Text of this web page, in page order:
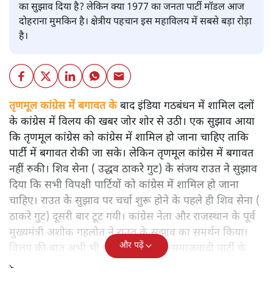
का सुझाव दिया है? लेकिन क्या 1977 का जनता पार्टी मॉडल आज
दोहराना मुमकिन है। क्षेत्रीय पहचान इस महाविलय में सबसे बड़ा रोड़ा
है।
तृणमूल कांग्रेस में बगावत केबाद इंडिया गठबंधन में शामिल दलों
के कांग्रेस में विलय की खबर जोर शोर से उठी। एक सुझाव आया
कि तृणमूल कांग्रेस को कांग्रेस में शामिल हो जाना चाहिए ताकि
पार्टी में बगावत रोकी जा सके। लेकिन तृणमूल कांग्रेस में बगावत
नहीं रुकी। शिव सेना ( उद्धव ठाकरे गुट) के संजय राउत ने सुझाव
दिया कि सभी विपक्षी पार्टियों को कांग्रेस में शामिल हो जाना
चाहिए। राउत के सुझाव पर चर्चा शुरू होने के पहले ही शिव सेना (
ठाकरे गुट) दूसरी बार टूट गयी। कांग्रेस नेता और राजस्थान के पूर्व
मुख्यमंत्री अशोक गहलोत ने राउत के सुझाव का समर्थन किया।
विलय की बात अभी भी हवा में है तब तक समाजवादी पार्टी के
टूटने की खबरें आने लगी हैं।
और पढ़ें